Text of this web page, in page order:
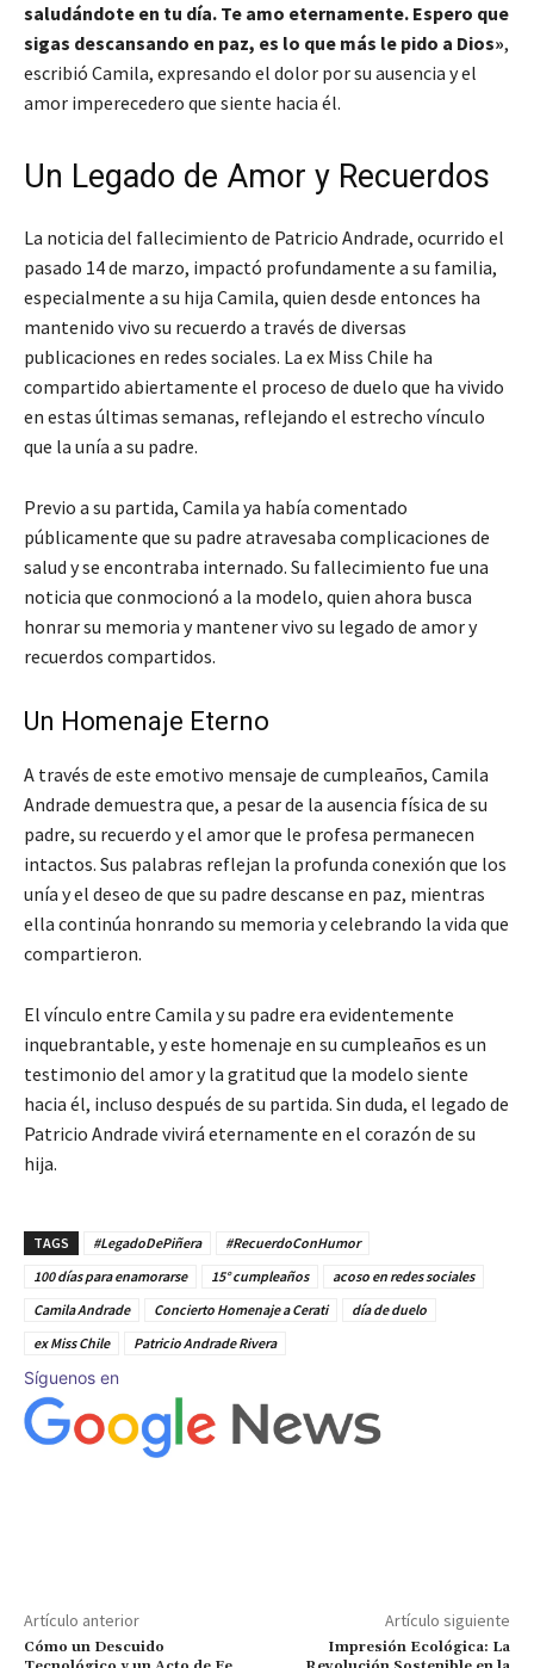
saludándote en tu día. Te amo eternamente. Espero que
sigas descansando en paz, es lo que más le pido a Dios»,
escribió Camila, expresando el dolor por su ausencia y el
amor imperecedero que siente hacia él.
Un Legado de Amor y Recuerdos
La noticia del fallecimiento de Patricio Andrade, ocurrido el
pasado 14 de marzo, impactó profundamente a su familia,
especialmente a su hija Camila, quien desde entonces ha
mantenido vivo su recuerdo a través de diversas
publicaciones en redes sociales. La ex Miss Chile ha
compartido abiertamente el proceso de duelo que ha vivido
en estas últimas semanas, reflejando el estrecho vínculo
que la unía a su padre.
Previo a su partida, Camila ya había comentado
públicamente que su padre atravesaba complicaciones de
salud y se encontraba internado. Su fallecimiento fue una
noticia que conmocionó a la modelo, quien ahora busca
honrar su memoria y mantener vivo su legado de amor y
recuerdos compartidos.
Un Homenaje Eterno
A través de este emotivo mensaje de cumpleaños, Camila
Andrade demuestra que, a pesar de la ausencia física de su
padre, su recuerdo y el amor que le profesa permanecen
intactos. Sus palabras reflejan la profunda conexión que los
unía y el deseo de que su padre descanse en paz, mientras
ella continúa honrando su memoria y celebrando la vida que
compartieron.
El vínculo entre Camila y su padre era evidentemente
inquebrantable, y este homenaje en su cumpleaños es un
testimonio del amor y la gratitud que la modelo siente
hacia él, incluso después de su partida. Sin duda, el legado de
Patricio Andrade vivirá eternamente en el corazón de su
hija.
TAGS #LegadoDePiñera
#RecuerdoConHumor
100 días para enamorarse
15° cumpleaños
acoso en redes sociales
Camila Andrade
Concierto Homenaje a Cerati
día de duelo
ex Miss Chile
Patricio Andrade Rivera
Síguenos en
Artículo anterior
Cómo un Descuido
Artículo siguiente
Impresión Ecológica: La